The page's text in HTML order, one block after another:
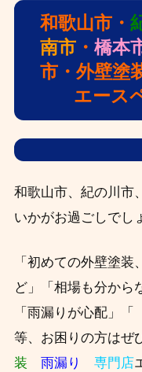
和歌山市・
南市・ 橋本
市・外壁塗
エース
和歌山市、紀の川市
いかがお過ごしでし
「初めての外壁塗
ど」「相場も分から
「雨漏りが心配」
等、お困りの方はぜ
装 雨漏り 専門店